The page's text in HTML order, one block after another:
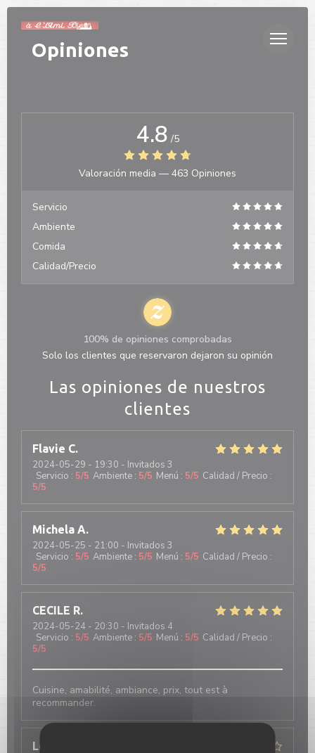
Personalización de sus opciones de cookies
Opiniones
Las opiniones de nuestros
clientes
Flavie C
2024-05-29 - 19:30 - Invitados 3
Servicio : 5/5 Ambiente : 5/5 Menú : 5/5 Calidad / Precio :
5/5
Michela A
2024-05-25 - 21:00 - Invitados 3
Servicio : 5/5 Ambiente : 5/5 Menú : 5/5 Calidad / Precio :
5/5
CECILE R
2024-05-24 - 20:30 - Invitados 4
Servicio : 5/5 Ambiente : 5/5 Menú : 5/5 Calidad / Precio :
5/5
Cuisine, amabilité, ambiance, prix, tout est à
recommander.
Lorraine
4.8 /5
Valoración media — 463 Opiniones
Servicio
Ambiente
Comida
Calidad/Precio
100% de opiniones comprobadas
Solo los clientes que reservaron dejaron su opinión